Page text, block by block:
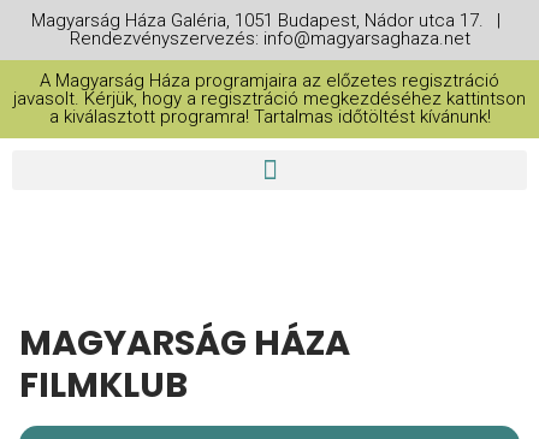
Magyarság Háza Galéria, 1051 Budapest, Nádor utca 17. |
Rendezvényszervezés: info@magyarsaghaza.net
A Magyarság Háza programjaira az előzetes regisztráció
javasolt. Kérjük, hogy a regisztráció megkezdéséhez kattintson
a kiválasztott programra! Tartalmas időtöltést kívánunk!
MAGYARSÁG HÁZA
FILMKLUB